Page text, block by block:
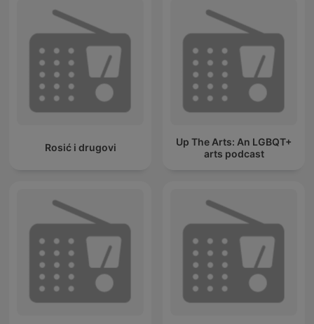
Rosić i drugovi
Up The Arts: An LGBQT+
arts podcast